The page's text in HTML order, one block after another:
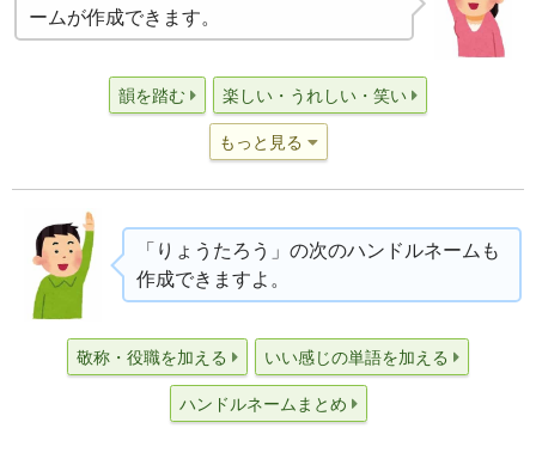
ームが作成できます。
韻を踏む 楽しい・うれしい・笑い
もっと見る
「りょうたろう」の次のハンドルネームも
作成できますよ。
敬称・役職を加える いい感じの単語を加える
ハンドルネームまとめ